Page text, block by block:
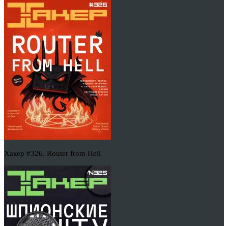
Хакер #326. Router from Hell